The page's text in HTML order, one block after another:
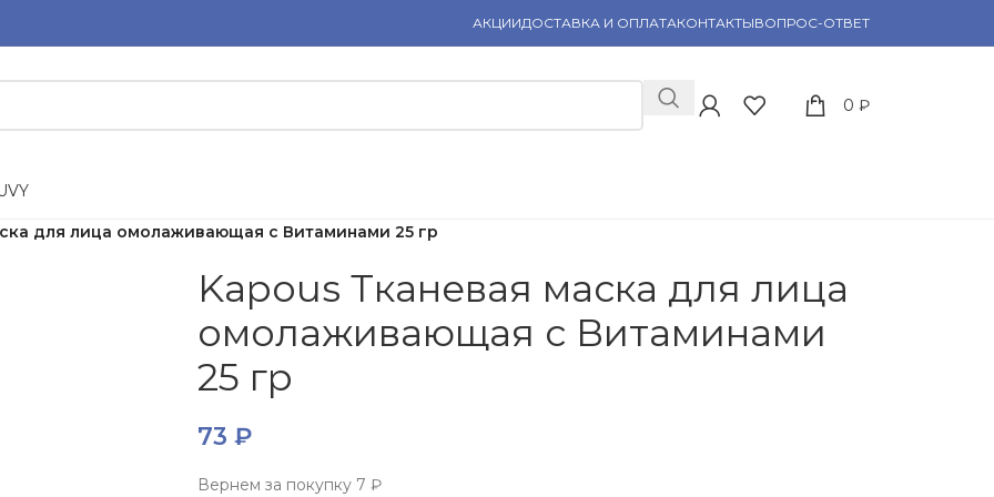
АКЦИИДОСТАВКА И ОПЛАТАКОНТАКТЫВОПРОС-ОТВЕТ
0 ₽
VY
для лица омолаживающая с Витаминами 25 гр
Kapous Тканевая маска для лица
омолаживающая с Витаминами
25 гр
73 ₽
Вернем за покупку7 ₽